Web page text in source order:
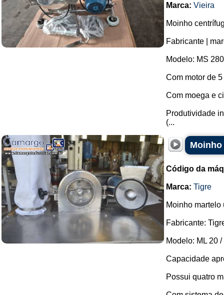
Marca: Vieira
Moinho
Fabricante |
Modelo: MS
Com motor de 5
Com moega e
Produtividade
(...
Código da
Marca: Tigre
Moinho
Fabricante:
Modelo: ML 20 /
Capacidade
Possui quatro